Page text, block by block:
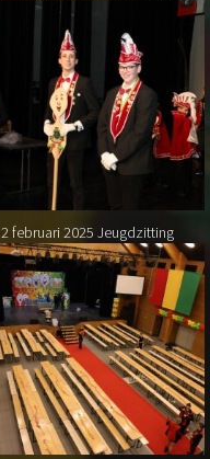
2 februari 2025 Jeugdzitting